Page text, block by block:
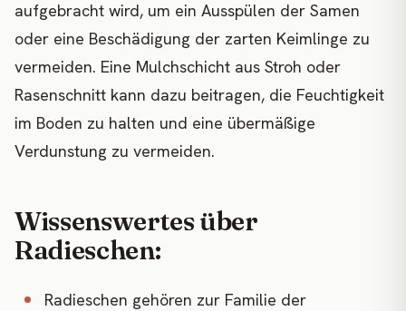
aufgebracht wird, um ein Ausspülen der Samen
oder eine Beschädigung der zarten Keimlinge zu
vermeiden. Eine Mulchschicht aus Stroh oder
Rasenschnitt kann dazu beitragen, die Feuchtigkeit
im Boden zu halten und eine übermäßige
Verdunstung zu vermeiden.
Wissenswertes über
Radieschen:
Radieschen gehören zur Familie der